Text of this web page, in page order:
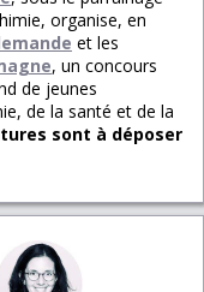
organise, en
et les
, un concours
de jeunes
de la santé et de la
sont à déposer